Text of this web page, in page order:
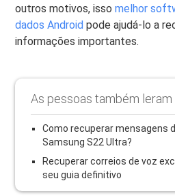
outros motivos, issomelhor
dados Android pode ajudá-lo a
informações importantes.
As pessoas também leram
Como recuperar mensagens
Samsung S22 Ultra?
Recuperar correios de voz
seu guia definitivo